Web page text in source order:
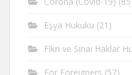
Eşya Hukuku (21)
Fikri ve Sinai Haklar
For Foreigners (57)